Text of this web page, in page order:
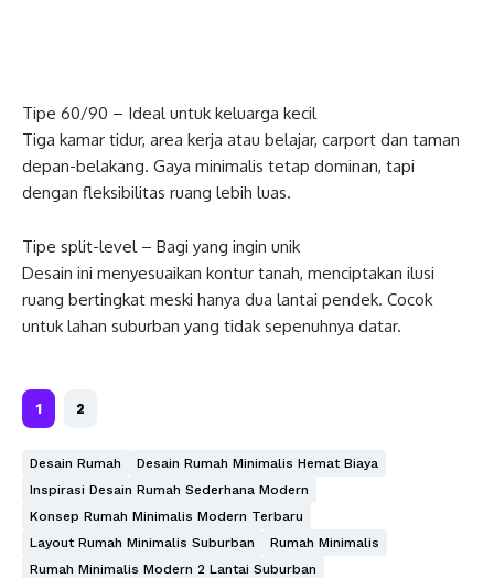
Tipe 60/90 – Ideal untuk keluarga kecil
Tiga kamar tidur, area kerja atau belajar, carport dan taman
depan-belakang. Gaya minimalis tetap dominan, tapi
dengan fleksibilitas ruang lebih luas.
Tipe split-level – Bagi yang ingin unik
Desain ini menyesuaikan kontur tanah, menciptakan ilusi
ruang bertingkat meski hanya dua lantai pendek. Cocok
untuk lahan suburban yang tidak sepenuhnya datar.
1 2
Desain Rumah
Desain Rumah Minimalis Hemat Biaya
Inspirasi Desain Rumah Sederhana Modern
Konsep Rumah Minimalis Modern Terbaru
Layout Rumah Minimalis Suburban
Rumah Minimalis
Rumah Minimalis Modern 2 Lantai Suburban